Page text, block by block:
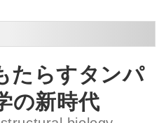
たらすタンパ
の新時代